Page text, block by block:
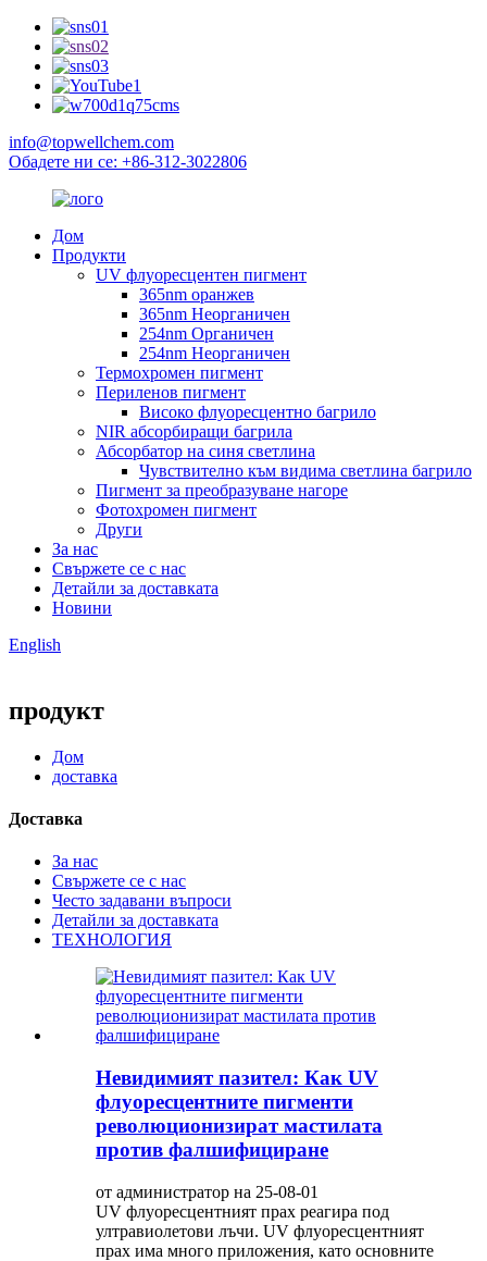
info@topwellchem.com
Обадете ни се: +86-312-3022806
Дом
Продукти
UV флуоресцентен пигмент
365nm оранжев
365nm Неорганичен
254nm Органичен
254nm Неорганичен
Термохромен пигмент
Периленов пигмент
Високо флуоресцентно багрило
NIR абсорбиращи багрила
Абсорбатор на синя светлина
Чувствително към видима светлина багрило
Пигмент за преобразуване нагоре
Фотохромен пигмент
Други
За нас
Свържете се с нас
Детайли за доставката
Новини
English
продукт
Дом
доставка
Доставка
За нас
Свържете се с нас
Често задавани въпроси
Детайли за доставката
ТЕХНОЛОГИЯ
Невидимият пазител: Как UV
флуоресцентните пигменти
революционизират мастилата
против фалшифициране
от администратор на 25-08-01
UV флуоресцентният прах реагира под
ултравиолетови лъчи. UV флуоресцентният
прах има много приложения, като основните